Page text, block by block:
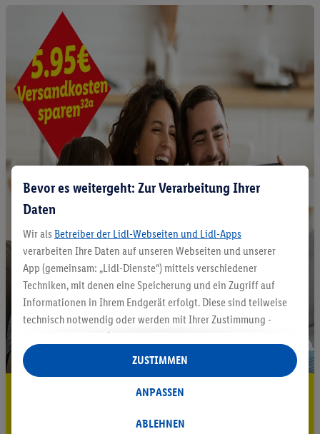
5.95 € Versand sparen³²ᵃ
Jetzt zum Newsletter anmelden
Bevor es weitergeht: Zur Verarbeitung Ihrer
Daten
Wir als Betreiber der Lidl-Webseiten und Lidl-Apps
verarbeiten Ihre Daten auf unseren Webseiten und unserer
App (gemeinsam: „Lidl-Dienste“) mittels verschiedener
Techniken, mit denen eine Speicherung und ein Zugriff auf
Informationen in Ihrem Endgerät erfolgt. Diese sind teilweise
technisch notwendig oder werden mit Ihrer Zustimmung -
auch durch Partner (u.a.
Verantwortliche; im Zusammenhang mit dem IAB TCF
insgesamt
Statistik-Erstellung oder für personalisierte Werbung
Datenverarbeitungen für personalisierte Werbung werden
ABLEHNEN
ANPASSEN
ZUSTIMMEN